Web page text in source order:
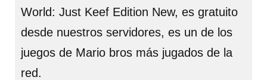
World: Just Keef Edition New, es gratuito
desde nuestros servidores, es un de los
juegos de Mario bros más jugados de la
red.